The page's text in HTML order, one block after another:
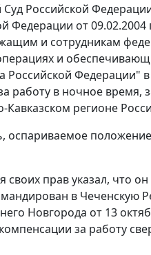
Суд Российской
Федерации от 09.02.2004
и сотрудникам
и
Российской Федерации"
работу в ночное
Кавказском регионе
оспариваемое
прав указал, что
в Чеченскую
Новгорода от 13
за работу